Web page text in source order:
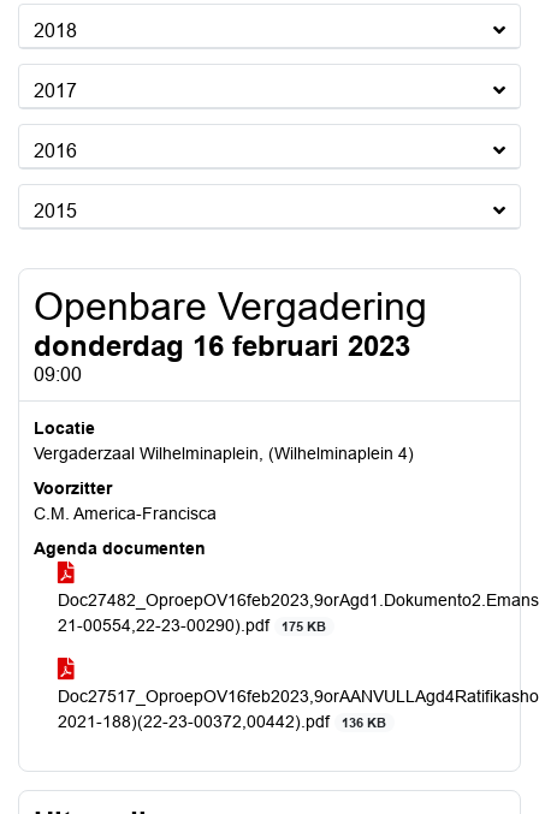
2018
2017
2016
2015
Openbare Vergadering
donderdag 16 februari 2023
09:00
Locatie
Vergaderzaal Wilhelminaplein, (Wilhelminaplein 4)
Voorzitter
C.M. America-Francisca
Agenda documenten
21-00554,22-23-00290).pdf
175 KB
2021-188)(22-23-00372,00442).pdf
136 KB